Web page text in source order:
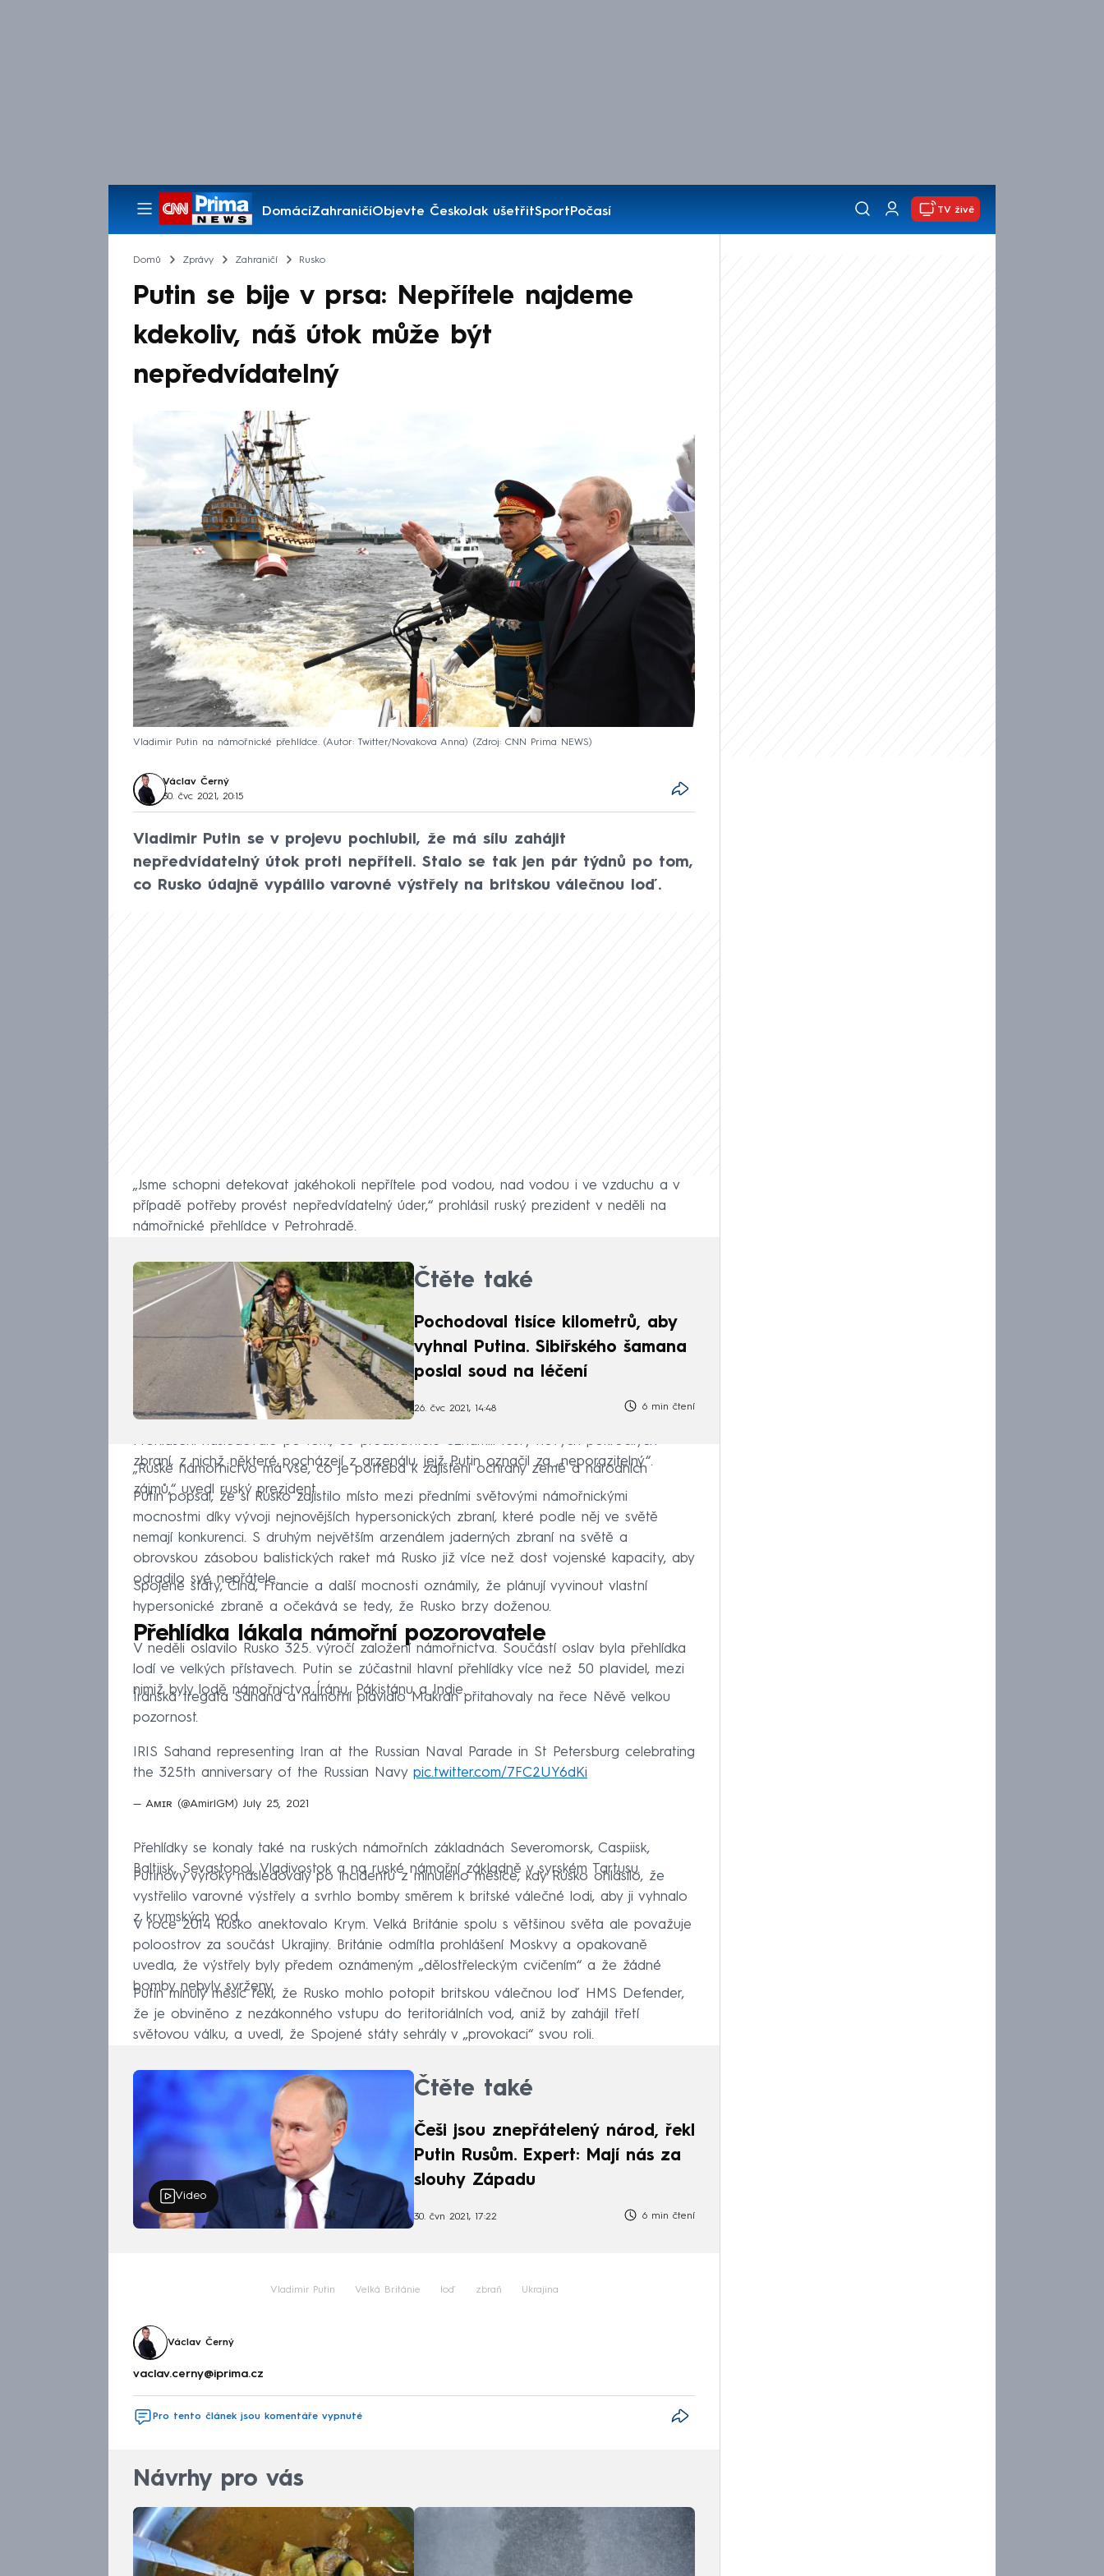
DomácíZahraničíObjevte ČeskoJak ušetřitSportPočasí
Pořady
TV živě
Domů Zprávy Zahraničí Rusko
Putin se bije v prsa: Nepřítele najdeme
kdekoliv, náš útok může být
nepředvídatelný
Vladimir Putin na námořnické přehlídce. (Autor: Twitter/Novakova Anna) Zdroj: CNN Prima NEWS
Václav Černý
30. čvc 2021, 20:15
Vladimir Putin se v projevu pochlubil, že má sílu zahájit
nepředvídatelný útok proti nepříteli. Stalo se tak jen pár týdnů po tom,
co Rusko údajně vypálilo varovné výstřely na britskou válečnou loď.
„Jsme schopni detekovat jakéhokoli nepřítele pod vodou, nad vodou i ve vzduchu a v
případě potřeby provést nepředvídatelný úder,“ prohlásil ruský prezident v neděli na
námořnické přehlídce v Petrohradě.
Čtěte také
Pochodoval tisíce kilometrů, aby
vyhnal Putina. Sibiřského šamana
poslal soud na léčení
26. čvc 2021, 14:48 6 min čtení
Prohlášení následovalo po tom, co představitelé oznámili testy nových pokročilých
zbraní, z nichž některé pocházejí z arzenálu, jejž Putin označil za „neporazitelný“.
„Ruské námořnictvo má vše, co je potřeba k zajištění ochrany země a národních
zájmů,“ uvedl ruský prezident.
Putin popsal, že si Rusko zajistilo místo mezi předními světovými námořnickými
mocnostmi díky vývoji nejnovějších hypersonických zbraní, které podle něj ve světě
nemají konkurenci. S druhým největším arzenálem jaderných zbraní na světě a
obrovskou zásobou balistických raket má Rusko již více než dost vojenské kapacity, aby
odradilo své nepřátele.
Spojené státy, Čína, Francie a další mocnosti oznámily, že plánují vyvinout vlastní
hypersonické zbraně a očekává se tedy, že Rusko brzy doženou.
Přehlídka lákala námořní pozorovatele
V neděli oslavilo Rusko 325. výročí založení námořnictva. Součástí oslav byla přehlídka
lodí ve velkých přístavech. Putin se zúčastnil hlavní přehlídky více než 50 plavidel, mezi
nimiž byly lodě námořnictva Íránu, Pákistánu a Indie.
Íránská fregata Sahand a námořní plavidlo Makran přitahovaly na řece Něvě velkou
pozornost.
IRIS Sahand representing Iran at the Russian Naval Parade in St Petersburg celebrating
the 325th anniversary of the Russian Navy pic.twitter.com/7FC2UY6dKi
— Aᴍɪʀ (@AmirIGM) July 25, 2021
Přehlídky se konaly také na ruských námořních základnách Severomorsk, Caspiisk,
Baltiisk, Sevastopol, Vladivostok a na ruské námořní základně v syrském Tartusu.
Putinovy výroky následovaly po incidentu z minulého měsíce, kdy Rusko ohlásilo, že
vystřelilo varovné výstřely a svrhlo bomby směrem k britské válečné lodi, aby ji vyhnalo
z krymských vod.
V roce 2014 Rusko anektovalo Krym. Velká Británie spolu s většinou světa ale považuje
poloostrov za součást Ukrajiny. Británie odmítla prohlášení Moskvy a opakovaně
uvedla, že výstřely byly předem oznámeným „dělostřeleckým cvičením“ a že žádné
bomby nebyly svrženy.
Putin minulý měsíc řekl, že Rusko mohlo potopit britskou válečnou loď HMS Defender,
že je obviněno z nezákonného vstupu do teritoriálních vod, aniž by zahájil třetí
světovou válku, a uvedl, že Spojené státy sehrály v „provokaci“ svou roli.
Video
Čtěte také
Češi jsou znepřátelený národ, řekl
Putin Rusům. Expert: Mají nás za
slouhy Západu
30. čvn 2021, 17:22 6 min čtení
Vladimir Putin Velká Británie loď zbraň Ukrajina
Václav Černý
vaclav.cerny@iprima.cz
Pro tento článek jsou komentáře vypnuté
Návrhy pro vás